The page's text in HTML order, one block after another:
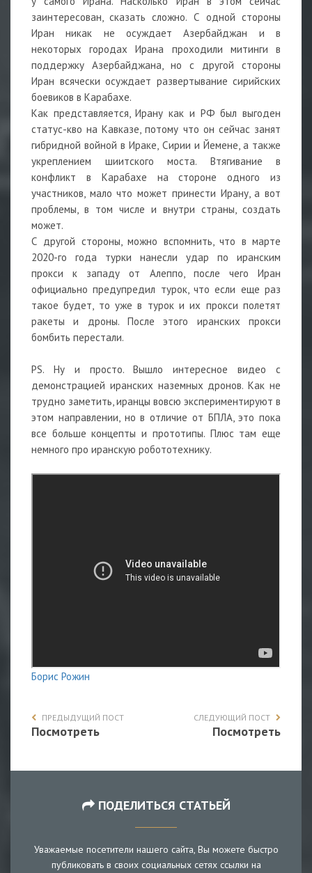
заинтересован, сказать сложно. С одной стороны
Иран никак не осуждает Азербайджан и в
некоторых городах Ирана проходили митинги в
поддержку Азербайджана, но с другой стороны
Иран всячески осуждает развертывание сирийских
боевиков в Карабахе.
Как представляется, Ирану как и РФ был выгоден
статус-кво на Кавказе, потому что он сейчас занят
гибридной войной в Ираке, Сирии и Йемене, а также
укреплением шиитского моста. Втягивание в
конфликт в Карабахе на стороне одного из
участников, мало что может принести Ирану, а вот
проблемы, в том числе и внутри страны, создать
может.
С другой стороны, можно вспомнить, что в марте
2020-го года турки нанесли удар по иранским
прокси к западу от Алеппо, после чего Иран
официально предупредил турок, что если еще раз
такое будет, то уже в турок и их прокси полетят
ракеты и дроны. После этого иранских прокси
бомбить перестали.
PS. Ну и просто. Вышло интересное видео с
демонстрацией иранских наземных дронов. Как не
трудно заметить, иранцы вовсю экспериментируют в
этом направлении, но в отличие от БПЛА, это пока
все больше концепты и прототипы. Плюс там еще
немного про иранскую робототехнику.
Борис Рожин
ПРЕДЫДУЩИЙ ПОСТ
Посмотреть
СЛЕДУЮЩИЙ ПОСТ
Посмотреть
ПОДЕЛИТЬСЯ СТАТЬЕЙ
Уважаемые посетители нашего сайта, Вы можете быстро
публиковать в своих социальных сетях ссылки на